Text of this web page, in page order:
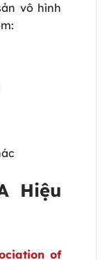
vô hình
Hiệu
of